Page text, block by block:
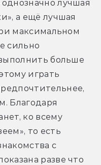
лучшая
а ещё лучшая
максимальном
сильно
больше
играть
Благодаря
ко всему
то есть
с
разве что